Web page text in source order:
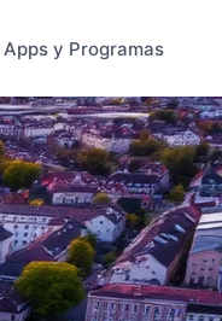
Apps y Programas